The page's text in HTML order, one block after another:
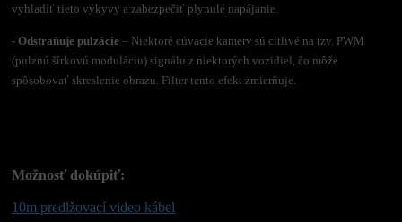
vyhladiť tieto výkyvy a zabezpečiť plynulé napájanie.
- Odstraňuje pulzácie – Niektoré cúvacie kamery sú citlivé na tzv. PWM
(pulznú šírkovú moduláciu) signálu z niektorých vozidiel, čo môže
spôsobovať skreslenie obrazu. Filter tento efekt zmierňuje.
Možnosť dokúpiť:
10m predlžovací video kábel